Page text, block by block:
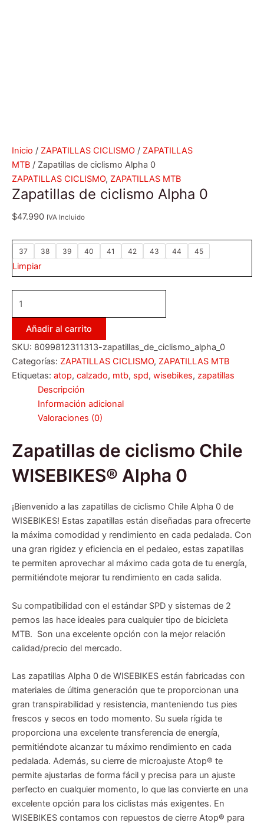
Inicio / ZAPATILLAS CICLISMO / ZAPATILLAS
MTB / Zapatillas de ciclismo Alpha 0
ZAPATILLAS CICLISMO, ZAPATILLAS MTB
Zapatillas de ciclismo Alpha 0
$47.990 IVA Incluido
37 38 39 40 41 42 43 44 45
Limpiar
Añadir al carrito
SKU: 8099812311313-zapatillas_de_ciclismo_alpha_0
Categorías: ZAPATILLAS CICLISMO, ZAPATILLAS MTB
Etiquetas: atop, calzado, mtb, spd, wisebikes, zapatillas
Descripción
Información adicional
Valoraciones (0)
Zapatillas de ciclismo Chile
WISEBIKES® Alpha 0
¡Bienvenido a las zapatillas de ciclismo Chile Alpha 0 de
WISEBIKES! Estas zapatillas están diseñadas para ofrecerte
la máxima comodidad y rendimiento en cada pedalada. Con
una gran rigidez y eficiencia en el pedaleo, estas zapatillas
te permiten aprovechar al máximo cada gota de tu energía,
permitiéndote mejorar tu rendimiento en cada salida.
Su compatibilidad con el estándar SPD y sistemas de 2
pernos las hace ideales para cualquier tipo de bicicleta
MTB. Son una excelente opción con la mejor relación
calidad/precio del mercado.
Las zapatillas Alpha 0 de WISEBIKES están fabricadas con
materiales de última generación que te proporcionan una
gran transpirabilidad y resistencia, manteniendo tus pies
frescos y secos en todo momento. Su suela rígida te
proporciona una excelente transferencia de energía,
permitiéndote alcanzar tu máximo rendimiento en cada
pedalada. Además, su cierre de microajuste Atop® te
permite ajustarlas de forma fácil y precisa para un ajuste
perfecto en cualquier momento, lo que las convierte en una
excelente opción para los ciclistas más exigentes. En
WISEBIKES contamos con repuestos de cierre Atop® para